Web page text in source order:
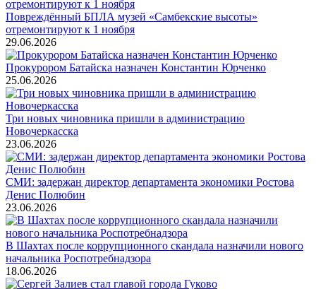
Повреждённый БПЛА музей «Самбекские высоты»
отремонтируют к 1 ноября
29.06.2026
Прокурором Батайска назначен Константин Юрченко
25.06.2026
Три новых чиновника пришли в администрацию
Новочеркасска
23.06.2026
СМИ: задержан директор департамента экономики Ростова
Денис Полюбин
23.06.2026
В Шахтах после коррупционного скандала назначили нового
начальника Роспотребнадзора
18.06.2026